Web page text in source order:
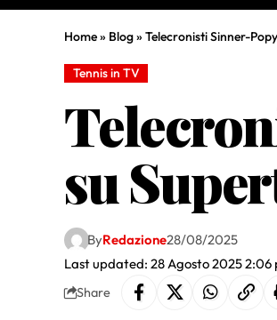
Home» Blog» Telecronisti Sinner-
Tennis in TV
su
Last updated: 28 Agosto 2025 2:06
ByRedazione28/08/2025
Share